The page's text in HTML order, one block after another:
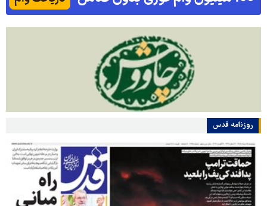
روزنامه قدس